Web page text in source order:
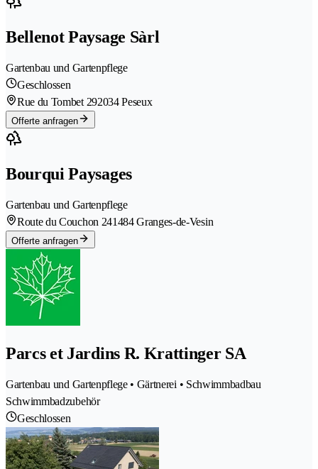
Bellenot Paysage Sàrl
Gartenbau und Gartenpflege
Geschlossen
Rue du Tombet 292034 Peseux
Offerte anfragen
Bourqui Paysages
Gartenbau und Gartenpflege
Route du Couchon 241484 Granges-de-Vesin
Offerte anfragen
Parcs et Jardins R. Krattinger SA
Gartenbau und Gartenpflege • Gärtnerei • Schwimmbadbau
Schwimmbadzubehör
Geschlossen